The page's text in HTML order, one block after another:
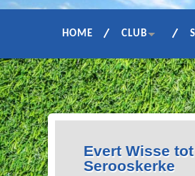
HOME CLUB
Evert Wisse
Serooskerke